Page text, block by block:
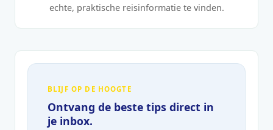
echte, praktische reisinformatie te vinden.
BLIJF OP DE HOOGTE
Ontvang de beste tips direct in
je inbox.